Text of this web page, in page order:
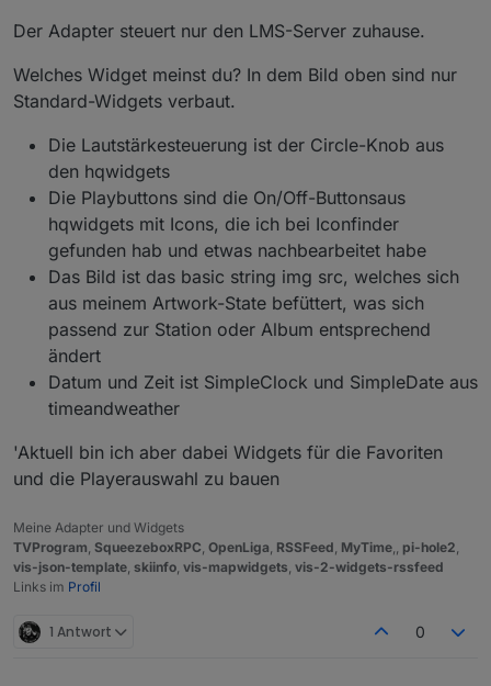
Der Adapter steuert nur den LMS-Server zuhause.
Welches Widget meinst du? In dem Bild oben sind nur
Standard-Widgets verbaut.
Die Lautstärkesteuerung ist der Circle-Knob aus
den hqwidgets
Die Playbuttons sind die On/Off-Buttonsaus
hqwidgets mit Icons, die ich bei Iconfinder
gefunden hab und etwas nachbearbeitet habe
Das Bild ist das basic string img src, welches sich
aus meinem Artwork-State befüttert, was sich
passend zur Station oder Album entsprechend
ändert
Datum und Zeit ist SimpleClock und SimpleDate aus
timeandweather
'Aktuell bin ich aber dabei Widgets für die Favoriten
und die Playerauswahl zu bauen
Meine Adapter und Widgets
TVProgram, SqueezeboxRPC, OpenLiga, RSSFeed, MyTime,, pi-hole2,
vis-json-template, skiinfo, vis-mapwidgets, vis-2-widgets-rssfeed
Links im Profil
1 Antwort 0